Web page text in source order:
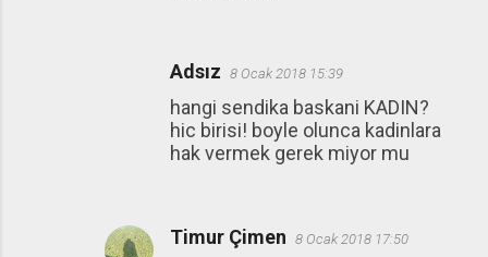
Adsız 8 Ocak 2018 15:39
hangi sendika baskani KADIN?
hic birisi! boyle olunca kadinlara
hak vermek gerek miyor mu
Timur Çimen 8 Ocak 2018 17:50